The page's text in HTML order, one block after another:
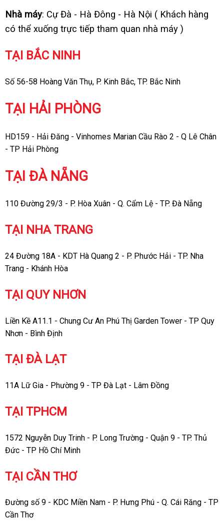
Nhà máy: Cự Đà - Hà Đông - Hà Nội ( Khách hàng
có thể xuống trực tiếp tham quan nhà máy )
TẠI BẮC NINH
Số 56-58 Hoàng Văn Thụ, P. Kinh Bắc, TP. Bắc Ninh
TẠI HẢI PHÒNG
HD159 - Hải Đăng - Vinhomes Marian Cầu Rào 2 - Q Lê Chân
- TP Hải Phòng
TẠI ĐÀ NẴNG
110 Đường 29/3 - P. Hòa Xuân - Q. Cẩm Lệ - TP. Đà Nẵng
TẠI NHA TRANG
24 Đường 18A - KDT Hà Quang 2 - P. Phước Hải - TP. Nha
Trang - Khánh Hòa
TẠI QUY NHƠN
Liền Kề A11.1 - Chung Cư An Phú Thị Garden Tower - TP Quy
Nhơn - Bình Định
TẠI ĐÀ LẠT
11A Lữ Gia - Phường 9 - TP Đà Lạt - Lâm Đồng
TẠI TPHCM
1572 Nguyễn Duy Trinh - P. Long Trường - Quận 9 - TP. Thủ
Đức - TP Hồ Chí Minh
TẠI CẦN THƠ
Đường số 9 - KDC Miền Nam - P. Hưng Phú - Q. Cái Răng - TP
Cần Thơ